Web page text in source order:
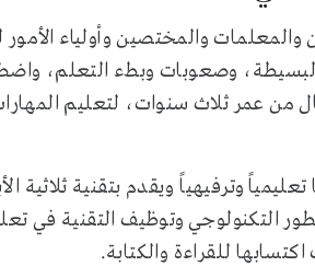
والمختصين وأولياء
وصعوبات وبطء التعلم،
عمر ثلاث سنوات، لتعليم المهارات
التكنولوجي وتوظيف التقنية في
للقراءة والكتابة.